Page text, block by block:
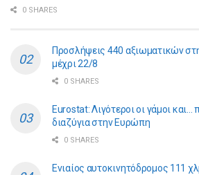
0 SHARES
Προσλήψεις 440 αξιωματικών
μέχρι 22/8
0 SHARES
Eurostat: Λιγότεροι οι γάμοι και…
διαζύγια στην Ευρώπη
0 SHARES
Ενιαίος αυτοκινητόδρομος 111